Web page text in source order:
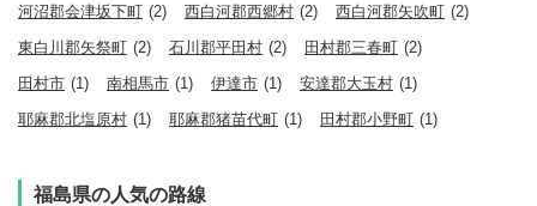
河沼郡会津坂下町 (2) 西白河郡西郷村 (2) 西白河郡矢吹町 (2)
東白川郡矢祭町 (2) 石川郡平田村 (2) 田村郡三春町 (2)
田村市 (1) 南相馬市 (1) 伊達市 (1) 安達郡大玉村 (1)
耶麻郡北塩原村 (1) 耶麻郡猪苗代町 (1) 田村郡小野町 (1)
福島県の人気の路線